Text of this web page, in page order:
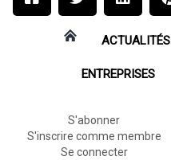
ACTUALITÉS
ENTREPRISES
S'abonner
S'inscrire comme membre
Se connecter